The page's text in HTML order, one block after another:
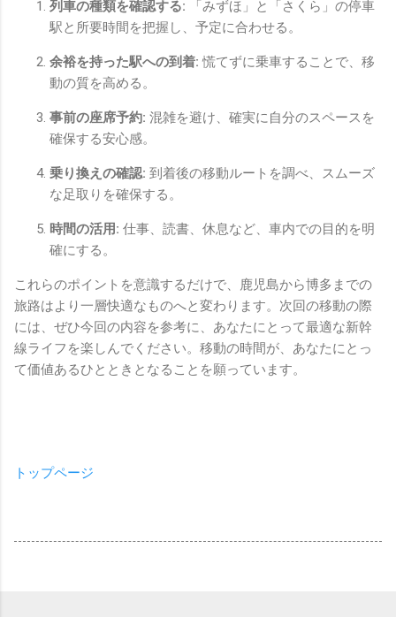
列車の種類を確認する: 「みずほ」と「さくら」の停車
駅と所要時間を把握し、予定に合わせる。
余裕を持った駅への到着: 慌てずに乗車することで、移
動の質を高める。
事前の座席予約: 混雑を避け、確実に自分のスペースを
確保する安心感。
乗り換えの確認: 到着後の移動ルートを調べ、スムーズ
な足取りを確保する。
時間の活用: 仕事、読書、休息など、車内での目的を明
確にする。
これらのポイントを意識するだけで、鹿児島から博多までの
旅路はより一層快適なものへと変わります。次回の移動の際
には、ぜひ今回の内容を参考に、あなたにとって最適な新幹
線ライフを楽しんでください。移動の時間が、あなたにとっ
て価値あるひとときとなることを願っています。
トップページ